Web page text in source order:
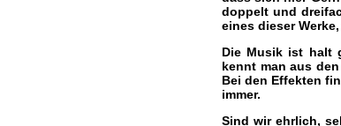
doppelt und
eines dieser
Die Musik ist halt
kennt man aus
Bei den Effekten
immer.
Sind wir ehrlich,